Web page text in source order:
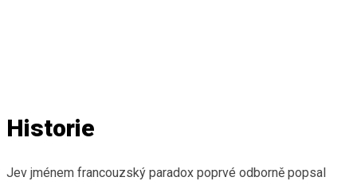
Historie
Jev jménem francouzský paradox poprvé odborně popsal